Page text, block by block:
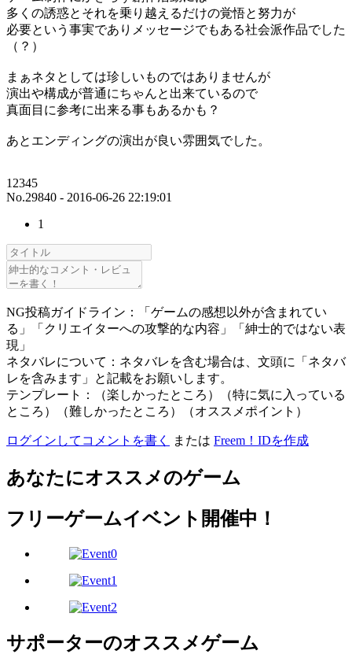
多くの誘惑とそれを乗り越えるだけの覚悟と努力が
必要という事実でありメッセージでもある社会派作品でした
（？）
まぁネタとしては珍しいものではありませんが
演出や構成が普通にちゃんと出来ているので
真面目に参考に出来る事もあるかも？
あとエンディングの演出が良い雰囲気でした。
12345
No.29840 - 2016-06-26 22:19:01
1
NG投稿ガイドライン：「ゲームの感想以外が含まれてい
る」「クリエイターへの攻撃的な内容」「紳士的ではない表
現」
ネタバレについて：ネタバレを含む場合は、文頭に「ネタバ
レを含みます」と記載をお願いします。
テンプレート：（楽しかったところ）（特に気に入っている
ところ）（難しかったところ）（オススメポイント）
ログインしてコメントを書く または Freem！IDを作成
あなたにオススメのゲーム
フリーゲームイベント開催中！
サポーターのオススメゲーム